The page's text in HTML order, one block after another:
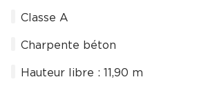
Classe A
Charpente béton
Hauteur libre : 11,90 m